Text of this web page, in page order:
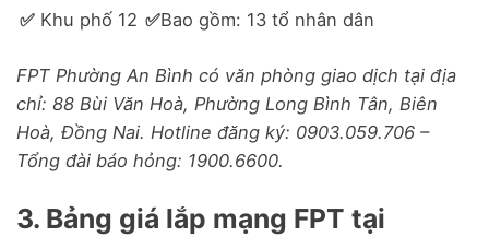
✅ Khu phố 12 ✅Bao gồm: 13 tổ nhân dân
FPT Phường An Bình có văn phòng giao dịch tại địa
chỉ: 88 Bùi Văn Hoà, Phường Long Bình Tân, Biên
Hoà, Đồng Nai. Hotline đăng ký: 0903.059.706 –
Tổng đài báo hỏng: 1900.6600.
3. Bảng giá lắp mạng FPT tại